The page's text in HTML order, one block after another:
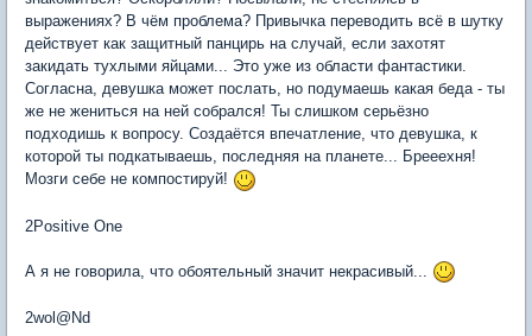
выражениях? В чём проблема? Привычка переводить всё в шутку
действует как защитный панцирь на случай, если захотят
закидать тухлыми яйцами... Это уже из области фантастики.
Согласна, девушка может послать, но подумаешь какая беда - ты
же не жениться на ней собрался! Ты слишком серьёзно
подходишь к вопросу. Создаётся впечатление, что девушка, к
которой ты подкатываешь, последняя на планете... Брееехня!
Мозги себе не компостируй!
2Positive One
А я не говорила, что обоятельный значит некрасивый...
2wol@Nd